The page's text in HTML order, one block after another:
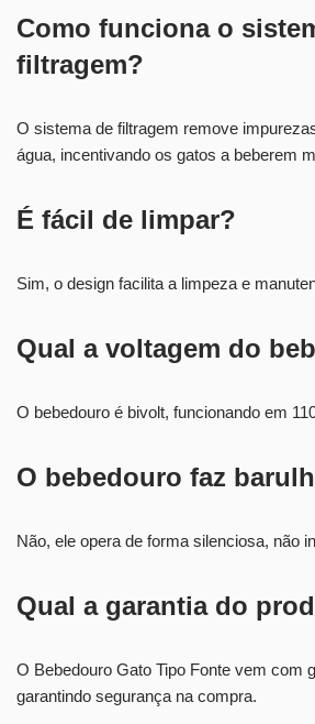
Como funciona o
filtragem?
O sistema de filtragem remove
água, incentivando os gatos a beberem
É fácil de limpar?
Sim, o design facilita a limpeza e
Qual a voltagem do
O bebedouro é bivolt, funcionando em
O bebedouro faz
Não, ele opera de forma silenciosa, não
Qual a garantia do
O Bebedouro Gato Tipo Fonte vem com
garantindo segurança na compra.